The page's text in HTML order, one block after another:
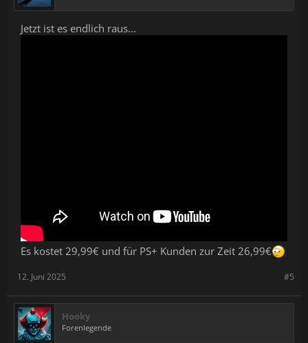
Jetzt ist es endlich raus...
Es kostet 29,99€ und für PS+ Kunden zur Zeit 26,99€
#5
12. Juni 2025
Hooky
Forenlegende